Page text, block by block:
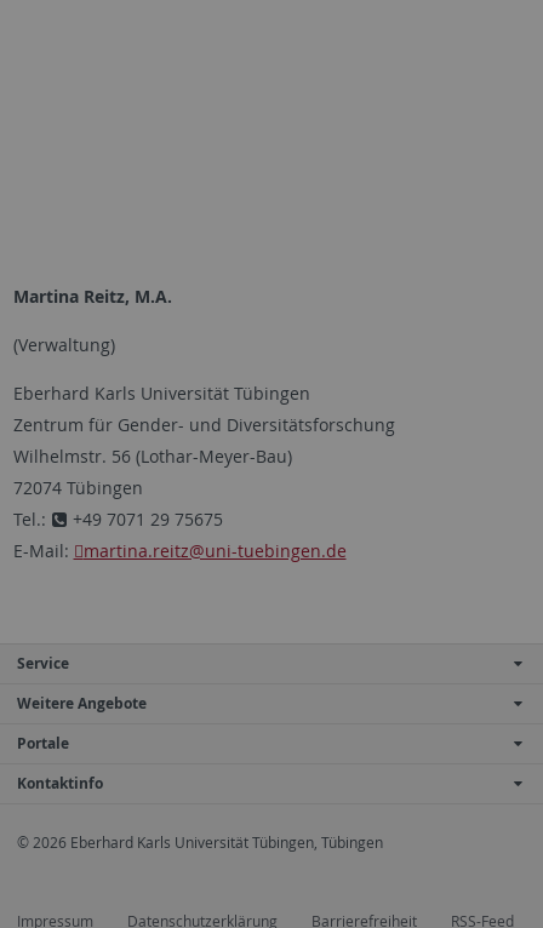
Martina Reitz, M.A.
(Verwaltung)
Eberhard Karls Universität Tübingen
Zentrum für Gender- und Diversitätsforschung
Wilhelmstr. 56 (Lothar-Meyer-Bau)
72074 Tübingen
Tel.:
+49 7071 29 75675
E-Mail:
martina.reitz@uni-tuebingen.de
Service
Weitere Angebote
Portale
Kontaktinfo
© 2026 Eberhard Karls Universität Tübingen, Tübingen
Impressum Datenschutzerklärung Barrierefreiheit RSS-Feed